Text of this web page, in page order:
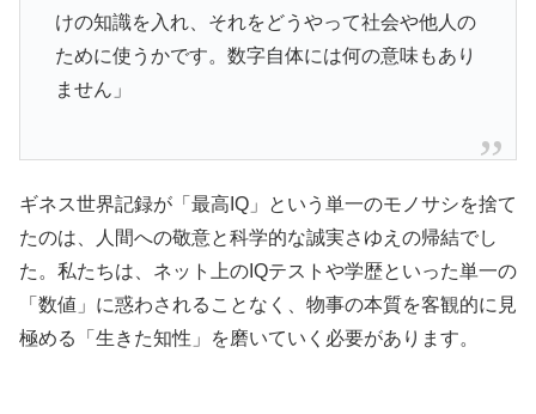
けの知識を入れ、それをどうやって社会や他人の
ために使うかです。数字自体には何の意味もあり
ません」
ギネス世界記録が「最高IQ」という単一のモノサシを捨て
たのは、人間への敬意と科学的な誠実さゆえの帰結でし
た。私たちは、ネット上のIQテストや学歴といった単一の
「数値」に惑わされることなく、物事の本質を客観的に見
極める「生きた知性」を磨いていく必要があります。